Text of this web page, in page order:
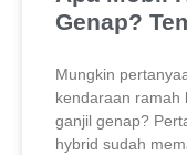
Genap?
Mungkin
kendaraan ramah
ganjil genap?
hybrid sudah